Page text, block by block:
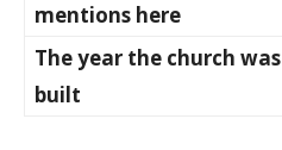
mentions here
The year the church was
built